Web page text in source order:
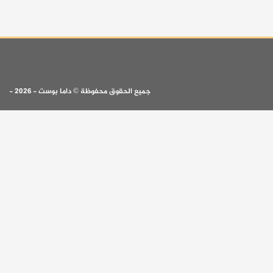
جميع الحقوق محفوظة © داما بوست - 2026 -